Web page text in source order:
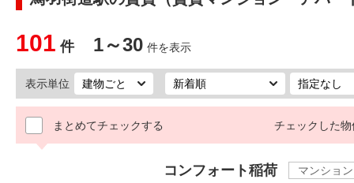
101 件 1～30 件を表示
表示単位
まとめてチェックする チェックした物
コンフォート稲荷
マンション